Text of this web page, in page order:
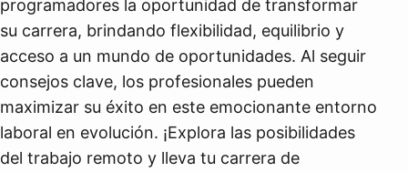
programadores la oportunidad de transformar
su carrera, brindando flexibilidad, equilibrio y
acceso a un mundo de oportunidades. Al seguir
consejos clave, los profesionales pueden
maximizar su éxito en este emocionante entorno
laboral en evolución. ¡Explora las posibilidades
del trabajo remoto y lleva tu carrera de